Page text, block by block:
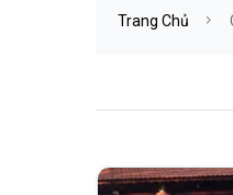
Trang Chủ